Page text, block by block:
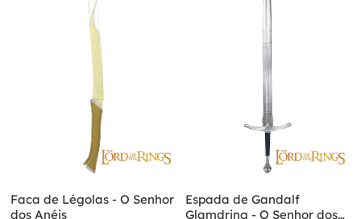
Faca de Légolas - O Senhor
dos Anéis
Espada de Gandalf
Glamdring - O Senhor dos